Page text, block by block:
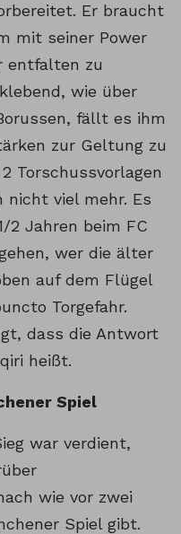
Er braucht
mit seiner Power
entfalten zu
wie über
fällt es ihm
zur Geltung zu
Torschussvorlagen
nicht viel mehr. Es
2 Jahren beim FC
wer die älter
auf dem Flügel
Torgefahr.
dass die Antwort
heißt.
Spiel
war verdient,
wie vor zwei
Spiel gibt.